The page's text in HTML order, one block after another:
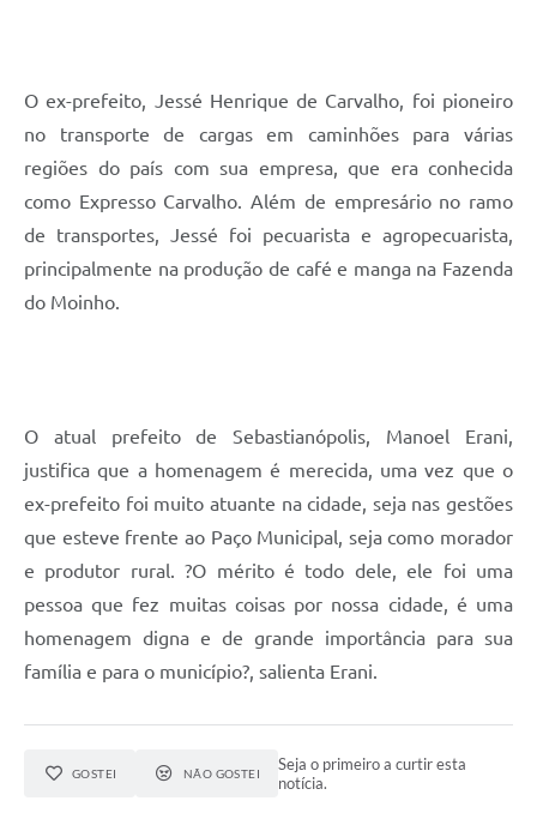
O ex-prefeito, Jessé Henrique de Carvalho, foi pioneiro
no transporte de cargas em caminhões para várias
regiões do país com sua empresa, que era conhecida
como Expresso Carvalho. Além de empresário no ramo
de transportes, Jessé foi pecuarista e agropecuarista,
principalmente na produção de café e manga na Fazenda
do Moinho.
O atual prefeito de Sebastianópolis, Manoel Erani,
justifica que a homenagem é merecida, uma vez que o
ex-prefeito foi muito atuante na cidade, seja nas gestões
que esteve frente ao Paço Municipal, seja como morador
e produtor rural. ?O mérito é todo dele, ele foi uma
pessoa que fez muitas coisas por nossa cidade, é uma
homenagem digna e de grande importância para sua
família e para o município?, salienta Erani.
GOSTEI NÃO GOSTEI
Seja o primeiro a curtir esta
notícia.